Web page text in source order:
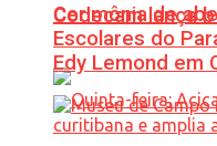
Codecam lança
Cerimônia de
Escolares do
Edy Lemond em